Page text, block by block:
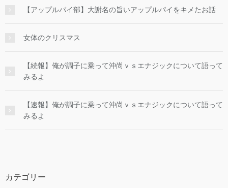
【アップルパイ部】大謝名の旨いアップルパイをキメたお話
女体のクリスマス
【続報】俺が調子に乗って沖尚ｖｓエナジックについて語って
みるよ
【速報】俺が調子に乗って沖尚ｖｓエナジックについて語って
みるよ
カテゴリー